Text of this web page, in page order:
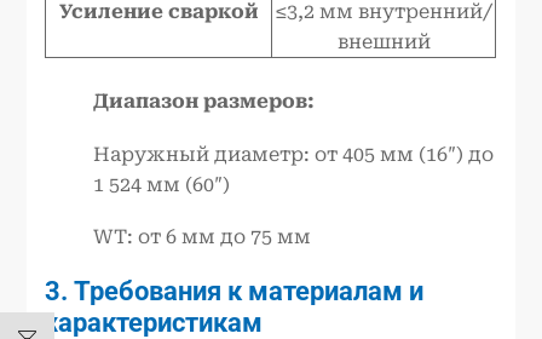
Усиление сваркой
≤3,2 мм внутренний/
внешний
Диапазон размеров:
Наружный диаметр: от 405 мм (16″) до
1 524 мм (60″)
WT: от 6 мм до 75 мм
3. Требования к материалам и
характеристикам